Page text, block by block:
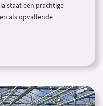
staat een prachtige
als opvallende